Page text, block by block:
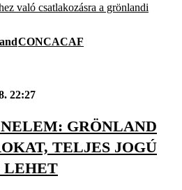
való csatlakozásra a grönlandi
CONCACAF
22:27
GRÖNLAND
TELJES JOGÚ
LEHET